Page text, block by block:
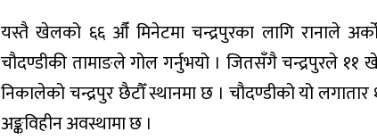
यस्तै खेलको ६६ औँ मिनेटमा चन्द्रपुरका लागि रानाले
चौदण्डीकी तामाङले गोल गर्नुभयो । जितसँगै चन्द्रपुरले ११
निकालेको चन्द्रपुर छैटौँ स्थानमा छ । चौदण्डीको यो
अङ्कविहीन अवस्थामा छ ।